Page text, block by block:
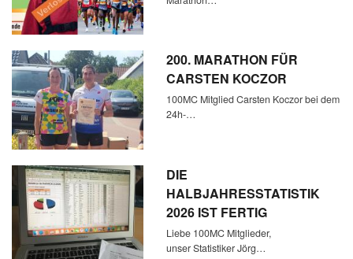
200. MARATHON FÜR
CARSTEN KOCZOR
100MC Mitglied Carsten Koczor bei dem
24h-…
DIE
HALBJAHRESSTATISTIK
2026 IST FERTIG
Liebe 100MC Mitglieder,
unser Statistiker Jörg…